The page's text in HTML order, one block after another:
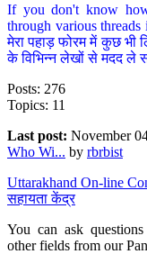
If you don't know
through various
मेरा पहाड़ फोरम में कुछ भी
के विभिन्न लेखों से मदद ले
Posts: 276
Topics: 11
Last post: November
Who Wi... by rbrbist
Uttarakhand On-line
सहायता केंद्र
You can ask
other fields from our